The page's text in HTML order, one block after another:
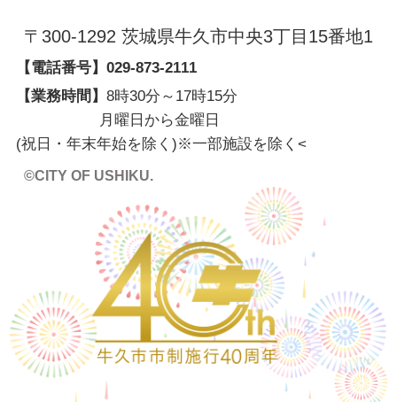
〒300-1292 茨城県牛久市中央3丁目15番地1
【電話番号】 029-873-2111
【業務時間】 8時30分～17時15分
月曜日から金曜日
(祝日・年末年始を除く)※一部施設を除く <
©CITY OF USHIKU.